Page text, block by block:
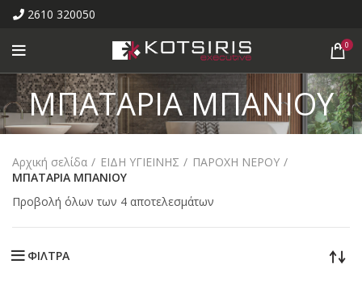
2610 320050
0
ΜΠΑΤΑΡΙΑ ΜΠΑΝΙΟΥ
Αρχική σελίδα ΕΙΔΗ ΥΓΙΕΙΝΗΣ
ΠΑΡΟΧΗ ΝΕΡΟΥ
ΜΠΑΤΑΡΙΑ ΜΠΑΝΙΟΥ
Προβολή όλων των 4 αποτελεσμάτων
ΦΙΛΤΡΑ